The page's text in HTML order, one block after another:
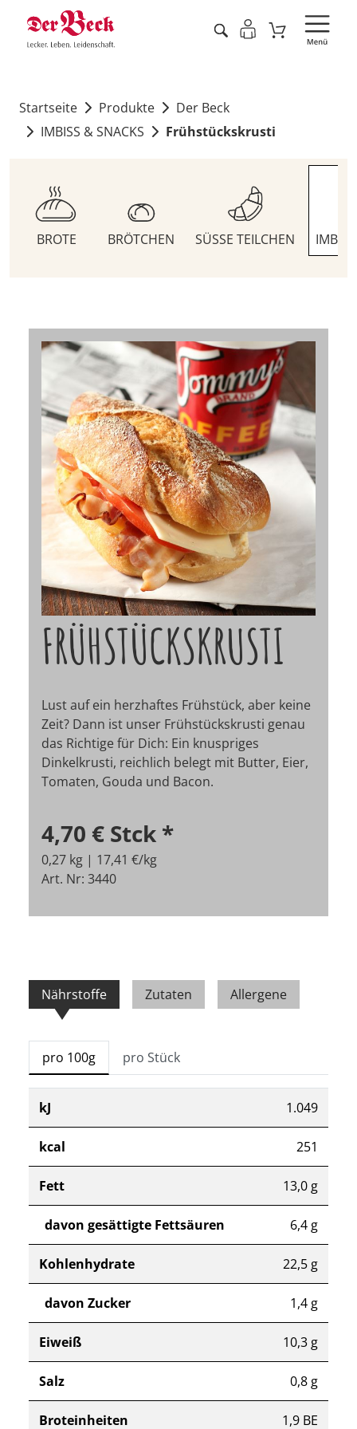
Startseite Produkte
Der Beck
IMBISS & SNACKS
Frühstückskrusti
BROTE BRÖTCHEN SÜSSE TEILCHEN
FRÜHSTÜCKSKRUSTI
Lust auf ein herzhaftes Frühstück, aber keine
Zeit? Dann ist unser Frühstückskrusti genau
das Richtige für Dich: Ein knuspriges
Dinkelkrusti, reichlich belegt mit Butter, Eier,
Tomaten, Gouda und Bacon.
4,70 € Stck *
0,27 kg | 17,41 €/kg
Art. Nr: 3440
Nährstoffe Zutaten Allergene
pro 100g pro Stück
kJ 1.049
kcal 251
Fett 13,0 g
davon gesättigte Fettsäuren 6,4 g
Kohlenhydrate 22,5 g
davon Zucker 1,4 g
Eiweiß 10,3 g
Salz 0,8 g
Broteinheiten 1,9 BE